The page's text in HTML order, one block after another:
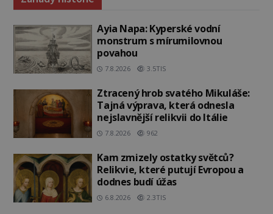
Ayia Napa: Kyperské vodní
monstrum s mírumilovnou
povahou
7.8.2026 3.5TIS
Ztracený hrob svatého Mikuláše:
Tajná výprava, která odnesla
nejslavnější relikvii do Itálie
7.8.2026 962
Kam zmizely ostatky světců?
Relikvie, které putují Evropou a
dodnes budí úžas
6.8.2026 2.3TIS